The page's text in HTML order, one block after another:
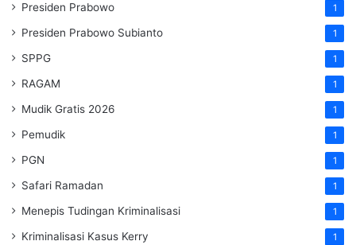
Presiden Prabowo 1
Presiden Prabowo Subianto 1
SPPG 1
RAGAM 1
Mudik Gratis 2026 1
Pemudik 1
PGN 1
Safari Ramadan 1
Menepis Tudingan Kriminalisasi 1
Kriminalisasi Kasus Kerry 1